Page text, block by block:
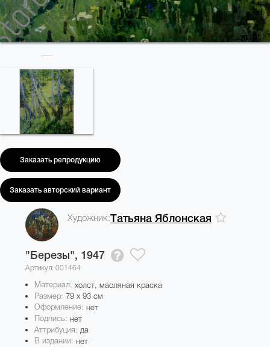
Заказать репродукцию
Заказать авторский вариант
Художник:Татьяна Яблонская
"Березы", 1947
Артикул: 001464
Материал: холст, масляная краска
Размер: 79 x 93 см
Оформление:нет
Подпись:нет
Аттрибуция: да
В издании:нет